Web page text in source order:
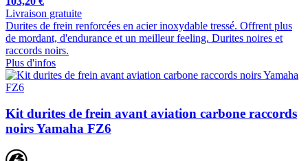
Livraison gratuite
Durites de frein renforcées en acier inoxydable tressé. Offrent plus
de mordant, d'endurance et un meilleur feeling. Durites noires et
raccords noirs.
Plus d'infos
Kit durites de frein avant aviation carbone raccords
noirs Yamaha FZ6